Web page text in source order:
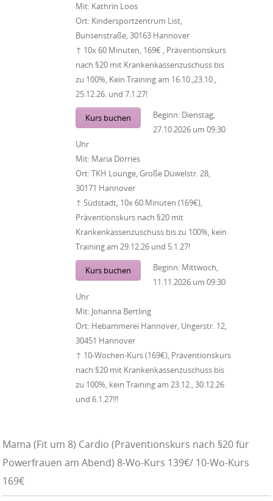
Mit: Kathrin Loos
Ort: Kindersportzentrum List,
Bunsenstraße, 30163 Hannover
↑ 10x 60 Minuten, 169€ , Präventionskurs
nach §20 mit Krankenkassenzuschuss bis
zu 100%, Kein Training am 16.10.,23.10.,
25.12.26. und 7.1.27!
Kurs buchen Beginn: Dienstag,
27.10.2026 um 09:30
Uhr
Mit: Maria Dörries
Ort:TKH Lounge, Große Düwelstr. 28,
30171 Hannover
↑ Südstadt, 10x 60 Minuten (169€),
Präventionskurs nach §20 mit
Krankenkassenzuschuss bis zu 100%, kein
Training am 29.12.26 und 5.1.27!
Kurs buchen Beginn: Mittwoch,
11.11.2026 um 09:30
Uhr
Mit: Johanna Bertling
Ort: Hebammerei Hannover, Ungerstr. 12,
30451 Hannover
↑ 10-Wochen-Kurs (169€), Präventionskurs
nach §20 mit Krankenkassenzuschuss bis
zu 100%, kein Training am 23.12., 30.12.26
und 6.1.27!!!
Mama (Fit um 8) Cardio (Präventionskurs nach §20 für
Powerfrauen am Abend) 8-Wo-Kurs 139€/ 10-Wo-Kurs
169€